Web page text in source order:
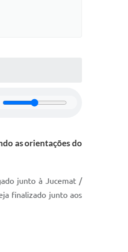
as orientações do
junto à Jucemat /
finalizado junto aos